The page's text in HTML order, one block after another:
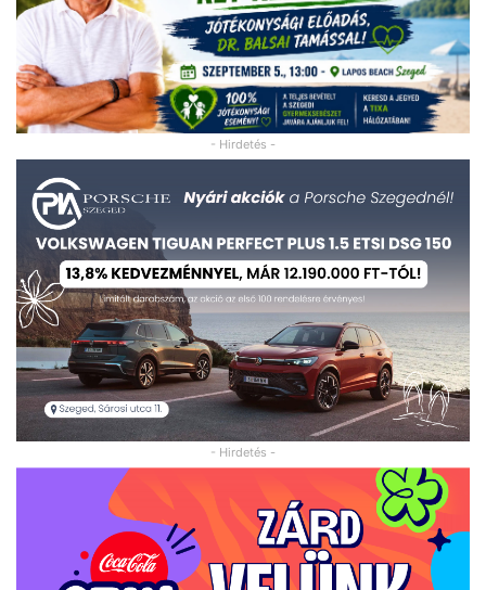
- Hirdetés -
- Hirdetés -